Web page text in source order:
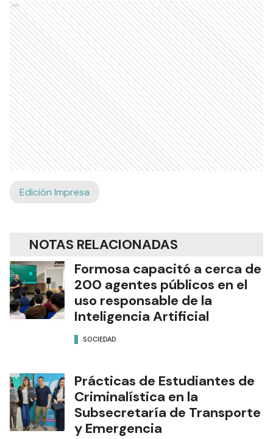
Ads
Edición Impresa
NOTAS RELACIONADAS
Formosa capacitó a cerca de
200 agentes públicos en el
uso responsable de la
Inteligencia Artificial
SOCIEDAD
Prácticas de Estudiantes de
Criminalística en la
Subsecretaría de Transporte
y Emergencia